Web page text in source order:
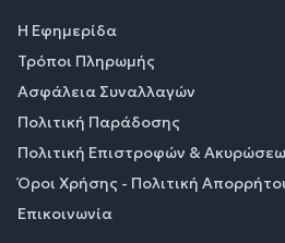
Η Εφημερίδα
Τρόποι Πληρωμής
Ασφάλεια Συναλλαγών
Πολιτική Παράδοσης
Πολιτική Επιστροφών &
Όροι Χρήσης - Πολιτική
Επικοινωνία